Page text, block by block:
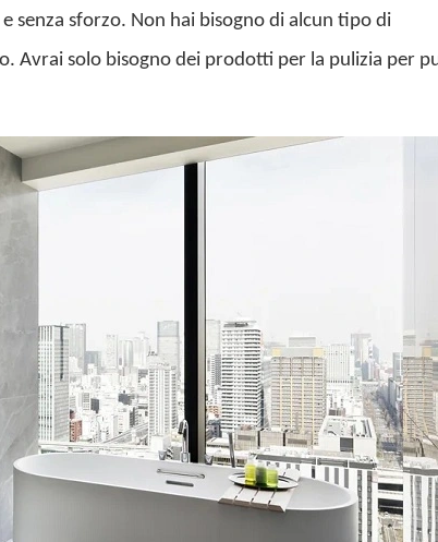
senza sforzo. Non hai bisogno di alcun tipo di
Avrai solo bisogno dei prodotti per la pulizia per